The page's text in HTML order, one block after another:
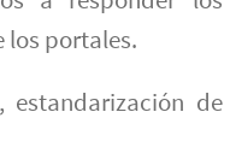
los portales.
, estandarización de